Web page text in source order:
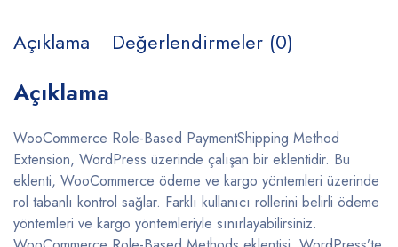
Açıklama Değerlendirmeler (0)
Açıklama
WooCommerce Role-Based PaymentShipping Method
Extension, WordPress üzerinde çalışan bir eklentidir. Bu
eklenti, WooCommerce ödeme ve kargo yöntemleri üzerinde
rol tabanlı kontrol sağlar. Farklı kullanıcı rollerini belirli ödeme
yöntemleri ve kargo yöntemleriyle sınırlayabilirsiniz.